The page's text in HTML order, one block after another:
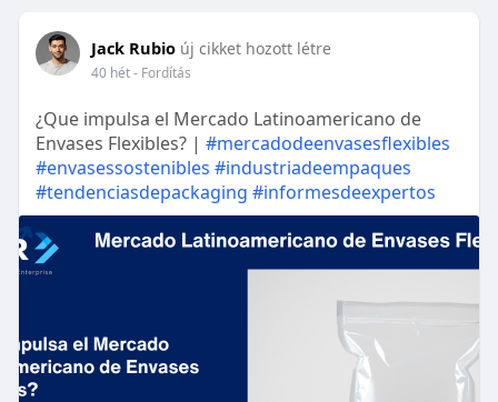
Jack Rubio új cikket hozott létre
40 hét- Fordítás
¿Que impulsa el Mercado Latinoamericano de
Envases Flexibles? | #mercadodeenvasesflexibles
#envasessostenibles #industriadeempaques
#tendenciasdepackaging #informesdeexpertos